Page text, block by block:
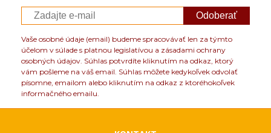
Odoberať
Vaše osobné údaje (email) budeme spracovávať len za týmto
účelom v súlade s platnou legislatívou a zásadami ochrany
osobných údajov. Súhlas potvrdíte kliknutím na odkaz, ktorý
vám pošleme na váš email. Súhlas môžete kedykoľvek odvolať
písomne, emailom alebo kliknutím na odkaz z ktoréhokoľvek
informačného emailu.